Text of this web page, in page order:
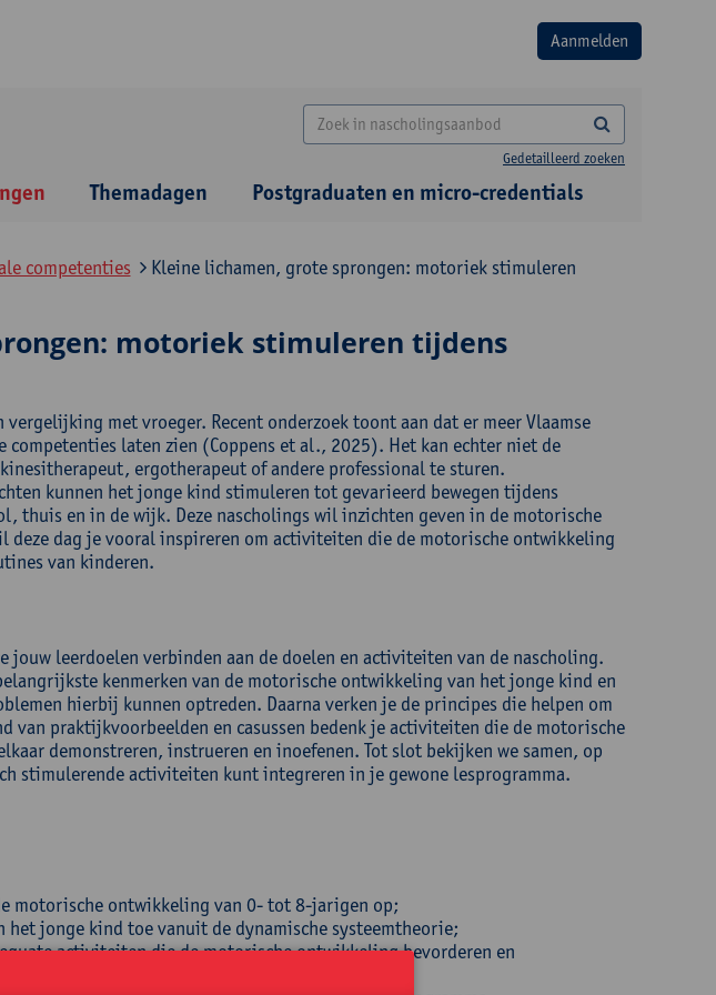
Gedetailleerd zoeken
Themadagen Postgraduaten en micro-credentials
competenties
Kleine lichamen, grote sprongen: motoriek stimuleren
motoriek stimuleren tijdens
met vroeger. Recent onderzoek toont aan dat er meer Vlaamse
laten zien (Coppens et al., 2025). Het kan echter niet de
ergotherapeut of andere professional te sturen.
kunnen het jonge kind stimuleren tot gevarieerd bewegen tijdens
thuis en in de wijk. Deze nascholings wil inzichten geven in de motorische
deze dag je vooral inspireren om activiteiten die de motorische ontwikkeling
van kinderen.
jouw leerdoelen verbinden aan de doelen en activiteiten van de nascholing.
kenmerken van de motorische ontwikkeling van het jonge kind en
hierbij kunnen optreden. Daarna verken je de principes die helpen om
van praktijkvoorbeelden en casussen bedenk je activiteiten die de motorische
demonstreren, instrueren en inoefenen. Tot slot bekijken we samen, op
stimulerende activiteiten kunt integreren in je gewone lesprogramma.
motorische ontwikkeling van 0- tot 8-jarigen op;
jonge kind toe vanuit de dynamische systeemtheorie;
activiteiten die de motorische ontwikkeling bevorderen en